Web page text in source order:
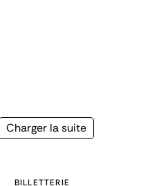
Page
Charger la suite
BILLETTERIE